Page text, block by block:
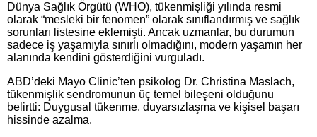
Dünya Sağlık Örgütü (WHO), tükenmişliği yılında resmi
olarak “mesleki bir fenomen” olarak sınıflandırmış ve sağlık
sorunları listesine eklemişti. Ancak uzmanlar, bu durumun
sadece iş yaşamıyla sınırlı olmadığını, modern yaşamın her
alanında kendini gösterdiğini vurguladı.
ABD’deki Mayo Clinic’ten psikolog Dr. Christina Maslach,
tükenmişlik sendromunun üç temel bileşeni olduğunu
belirtti: Duygusal tükenme, duyarsızlaşma ve kişisel başarı
hissinde azalma.